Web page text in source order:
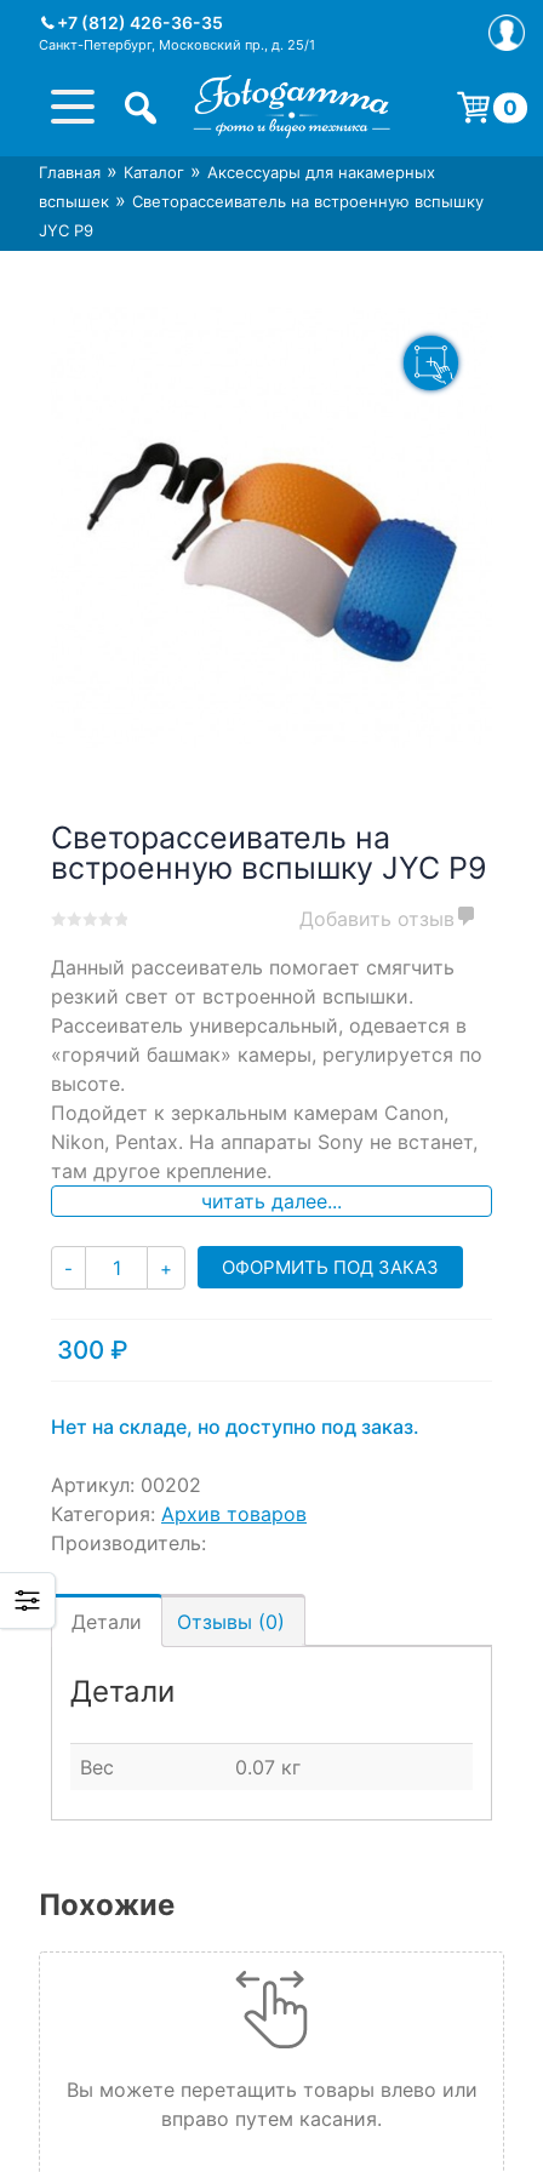
+7 (812) 426-36-35
Санкт-Петербург, Московский пр., д. 25/1
Интернет-магазин фототехники
Foto-Gamma в СПб
Магазин фотоаксессуаров foto-
gamma.ru
0
Корзина пуста.
Главная » Каталог » Аксессуары для накамерных
вспышек » Светорассеиватель на встроенную вспышку
JYC P9
Светорассеиватель на
встроенную вспышку JYC P9
out
based
on
customer
ratings
Добавить отзыв
Данный рассеиватель помогает смягчить
резкий свет от встроенной вспышки.
Рассеиватель универсальный, одевается в
«горячий башмак» камеры, регулируется по
высоте.
Подойдет к зеркальным камерам Canon,
Nikon, Pentax. На аппараты Sony не встанет,
там другое крепление.
читать далее...
- Количество
+ ОФОРМИТЬ ПОД ЗАКАЗ
300 ₽
Нет на складе, но доступно под заказ.
Артикул: 00202
Категория: Архив товаров
Производитель:
Детали Отзывы (0)
Детали
Вес 0.07 кг
Похожие
Вы можете перетащить товары влево или
вправо путем касания.